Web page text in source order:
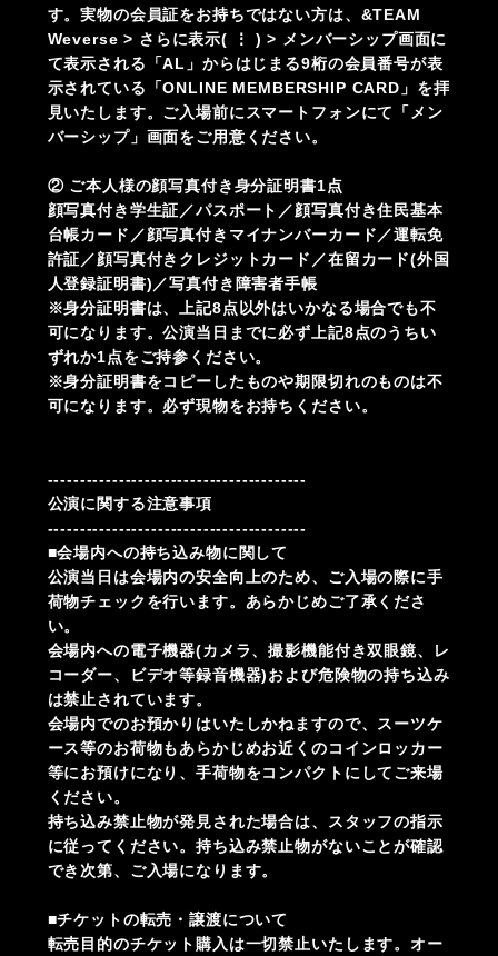
す。実物の会員証をお持ちではない方は、&TEAM
Weverse > さらに表示( ⋮ ) > メンバーシップ画面に
て表示される「AL」からはじまる9桁の会員番号が表
示されている「ONLINE MEMBERSHIP CARD」を拝
見いたします。ご入場前にスマートフォンにて「メン
バーシップ」画面をご用意ください。
② ご本人様の顔写真付き身分証明書1点
顔写真付き学生証／パスポート／顔写真付き住民基本
台帳カード／顔写真付きマイナンバーカード／運転免
許証／顔写真付きクレジットカード／在留カード(外国
人登録証明書)／写真付き障害者手帳
※身分証明書は、上記8点以外はいかなる場合でも不
可になります。公演当日までに必ず上記8点のうちい
ずれか1点をご持参ください。
※身分証明書をコピーしたものや期限切れのものは不
可になります。必ず現物をお持ちください。
----------------------------------------
公演に関する注意事項
----------------------------------------
■会場内への持ち込み物に関して
公演当日は会場内の安全向上のため、ご入場の際に手
荷物チェックを行います。あらかじめご了承くださ
い。
会場内への電子機器(カメラ、撮影機能付き双眼鏡、レ
コーダー、ビデオ等録音機器)および危険物の持ち込み
は禁止されています。
会場内でのお預かりはいたしかねますので、スーツケ
ース等のお荷物もあらかじめお近くのコインロッカー
等にお預けになり、手荷物をコンパクトにしてご来場
ください。
持ち込み禁止物が発見された場合は、スタッフの指示
に従ってください。持ち込み禁止物がないことが確認
でき次第、ご入場になります。
■チケットの転売・譲渡について
転売目的のチケット購入は一切禁止いたします。オー